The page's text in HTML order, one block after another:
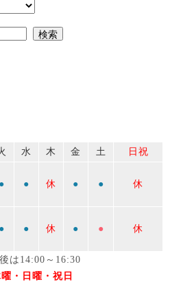
水 木 金 土
日祝
● ● 休 ● ● 休
● ● 休 ● ● 休
は14:00～16:30
・日曜・祝日